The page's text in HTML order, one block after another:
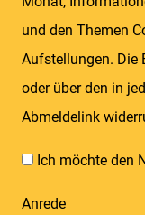
und den Themen
Aufstellungen. Die
oder über den in
Abmeldelink
Ich möchte den
Anrede